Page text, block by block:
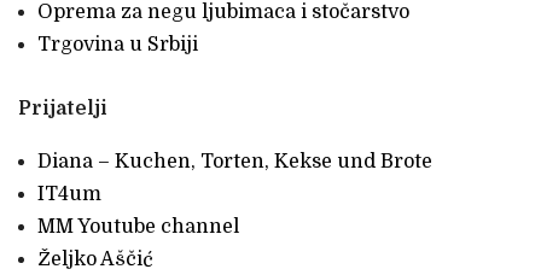
Oprema za negu ljubimaca i stočarstvo
Trgovina u Srbiji
Prijatelji
Diana – Kuchen, Torten, Kekse und Brote
IT4um
MM Youtube channel
Željko Aščić